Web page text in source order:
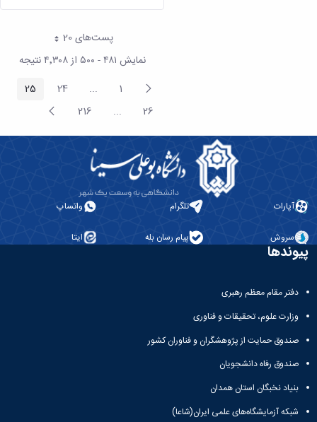
پست‌‌های 20هر صفحه
نمایش ۴۸۱ - ۵۰۰ از ۴٬۳۰۸ نتیجه
پیغام
قبلی صفحه1
...
Intermediate Pages
صفحه24 صفحه25
صفحه26
...
Intermediate Pages
صفحه216 صفحه
بعد
آپارات تلگرام واتساپ
سروش پیام رسان بله ایتا
پیوندها
دفتر مقام معظم رهبری
وزارت علوم، تحقیقات و فناوری
صندوق حمایت از پژوهشگران و فناوران کشور
صندوق رفاه دانشجویان
بنیاد نخبگان استان همدان
شبکه آزمایشگاه‌های علمی ایران(شاعا)